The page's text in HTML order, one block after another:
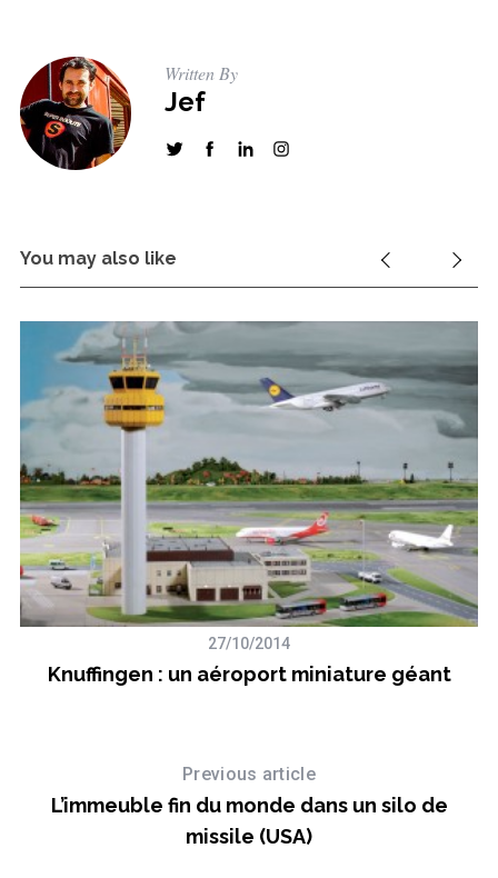
Written By
Jef
You may also like
27/10/2014
Knuffingen : un aéroport miniature géant
Previous article
L’immeuble fin du monde dans un silo de
missile (USA)